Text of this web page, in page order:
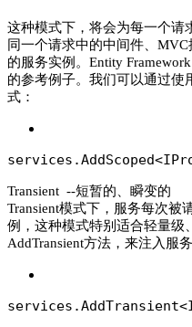
这种模式下，将会为每一个请
同一个请求中的中间件、
的服务实例。Entity
的参考例子。我们可以通过使
式：
Transient --短暂的、瞬变的
Transient模式下，服务每次被
例，这种模式特别适合轻量级
AddTransient方法，来注入服务